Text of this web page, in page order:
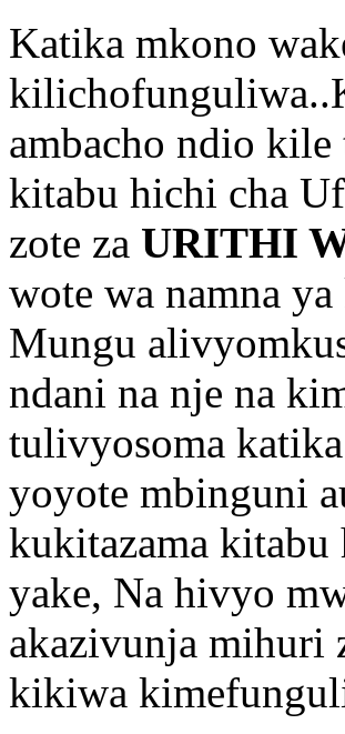
Katika mkono
ambacho ndio
kitabu hichi cha
zote za URITHI
wote wa namna
Mungu
ndani na nje na
tulivyosoma
yoyote mbinguni
kukitazama
yake, Na hivyo
akazivunja mihuri
kikiwa